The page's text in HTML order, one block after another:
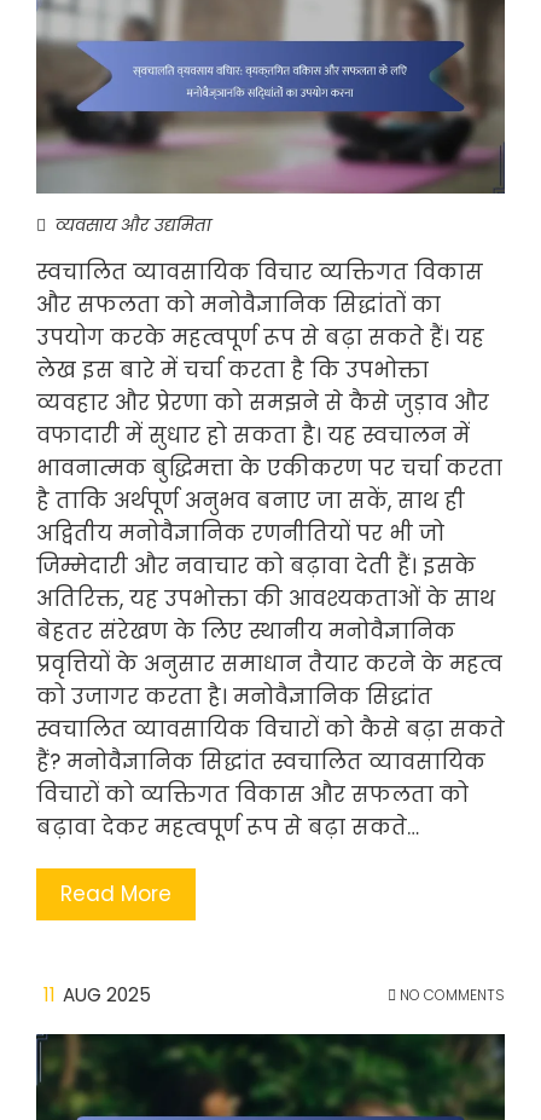
व्यवसाय और उद्यमिता
स्वचालित व्यावसायिक विचार व्यक्तिगत विकास
और सफलता को मनोवैज्ञानिक सिद्धांतों का
उपयोग करके महत्वपूर्ण रूप से बढ़ा सकते हैं। यह
लेख इस बारे में चर्चा करता है कि उपभोक्ता
व्यवहार और प्रेरणा को समझने से कैसे जुड़ाव और
वफादारी में सुधार हो सकता है। यह स्वचालन में
भावनात्मक बुद्धिमत्ता के एकीकरण पर चर्चा करता
है ताकि अर्थपूर्ण अनुभव बनाए जा सकें, साथ ही
अद्वितीय मनोवैज्ञानिक रणनीतियों पर भी जो
जिम्मेदारी और नवाचार को बढ़ावा देती हैं। इसके
अतिरिक्त, यह उपभोक्ता की आवश्यकताओं के साथ
बेहतर संरेखण के लिए स्थानीय मनोवैज्ञानिक
प्रवृत्तियों के अनुसार समाधान तैयार करने के महत्व
को उजागर करता है। मनोवैज्ञानिक सिद्धांत
स्वचालित व्यावसायिक विचारों को कैसे बढ़ा सकते
हैं? मनोवैज्ञानिक सिद्धांत स्वचालित व्यावसायिक
विचारों को व्यक्तिगत विकास और सफलता को
बढ़ावा देकर महत्वपूर्ण रूप से बढ़ा सकते…
Read More
11 AUG 2025 NO COMMENTS